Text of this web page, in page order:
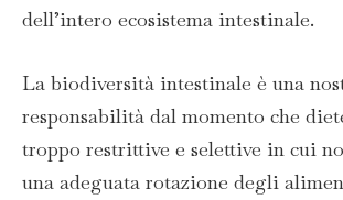
dell’intero ecosistema intestinale.
La biodiversità intestinale è una
responsabilità dal momento che
troppo restrittive e selettive in cui
una adeguata rotazione degli